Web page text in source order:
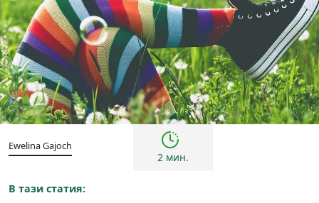
Деца Инспирации и трендове Съвети
Ewelina Gajoch
2 мин.
В тази статия: